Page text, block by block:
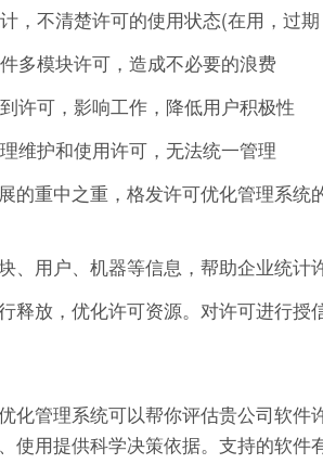
，不清楚许可的使用状态(在用，
多模块许可，造成不必要的浪费
许可，影响工作，降低用户积极性
维护和使用许可，无法统一管理
的重中之重，格发许可优化管理系
、用户、机器等信息，帮助企业统计
释放，优化许可资源。对许可进行
化管理系统可以帮你评估贵公司软
使用提供科学决策依据。支持的软件